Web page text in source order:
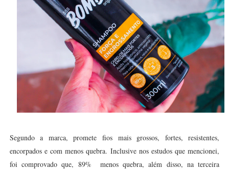
Segundo a marca, promete fios mais grossos, fortes, resistentes,
encorpados e com menos quebra. Inclusive nos estudos que mencionei,
foi comprovado que, 89% menos quebra, além disso, na terceira